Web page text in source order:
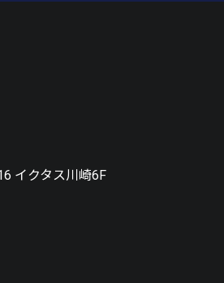
イクタス川崎6F